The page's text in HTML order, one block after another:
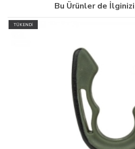
Bu Ürünler de
TÜKENDİ